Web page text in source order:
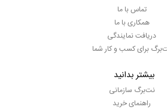
تماس با ما
همکاری با ما
دریافت نمایندگی
برای کسب و کار شما
بیشتر بدانید
نت‌برگ سازمانی
راهنمای خرید